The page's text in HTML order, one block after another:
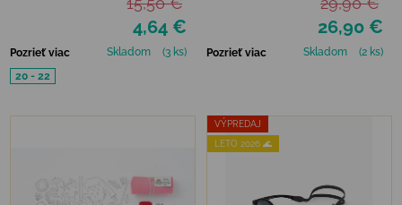
4,64 €
Pozrieť viac Skladom
(3 ks)
20 - 22
26,90 €
Pozrieť viac Skladom (2 ks)
VÝPREDAJ
LETO 2026 🌊